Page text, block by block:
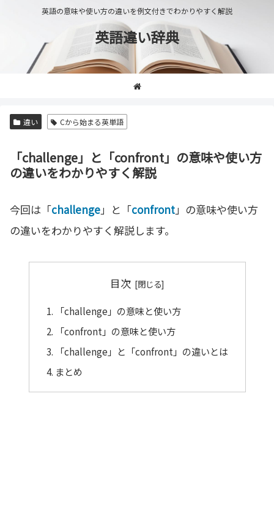
英語の意味や使い方の違いを例文付きでわかりやすく解説
英語違い辞典
違い Cから始まる英単語
「challenge」と「confront」の意味や使い方
の違いをわかりやすく解説
今回は「challenge」と「confront」の意味や使い方
の違いをわかりやすく解説します。
目次
「challenge」の意味と使い方
「confront」の意味と使い方
「challenge」と「confront」の違いとは
まとめ